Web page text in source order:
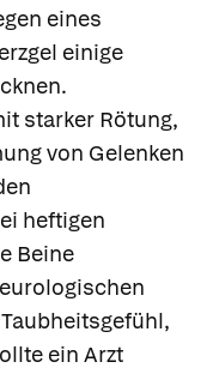
eines
einige
starker Rötung,
von Gelenken
heftigen
Beine
ein Arzt